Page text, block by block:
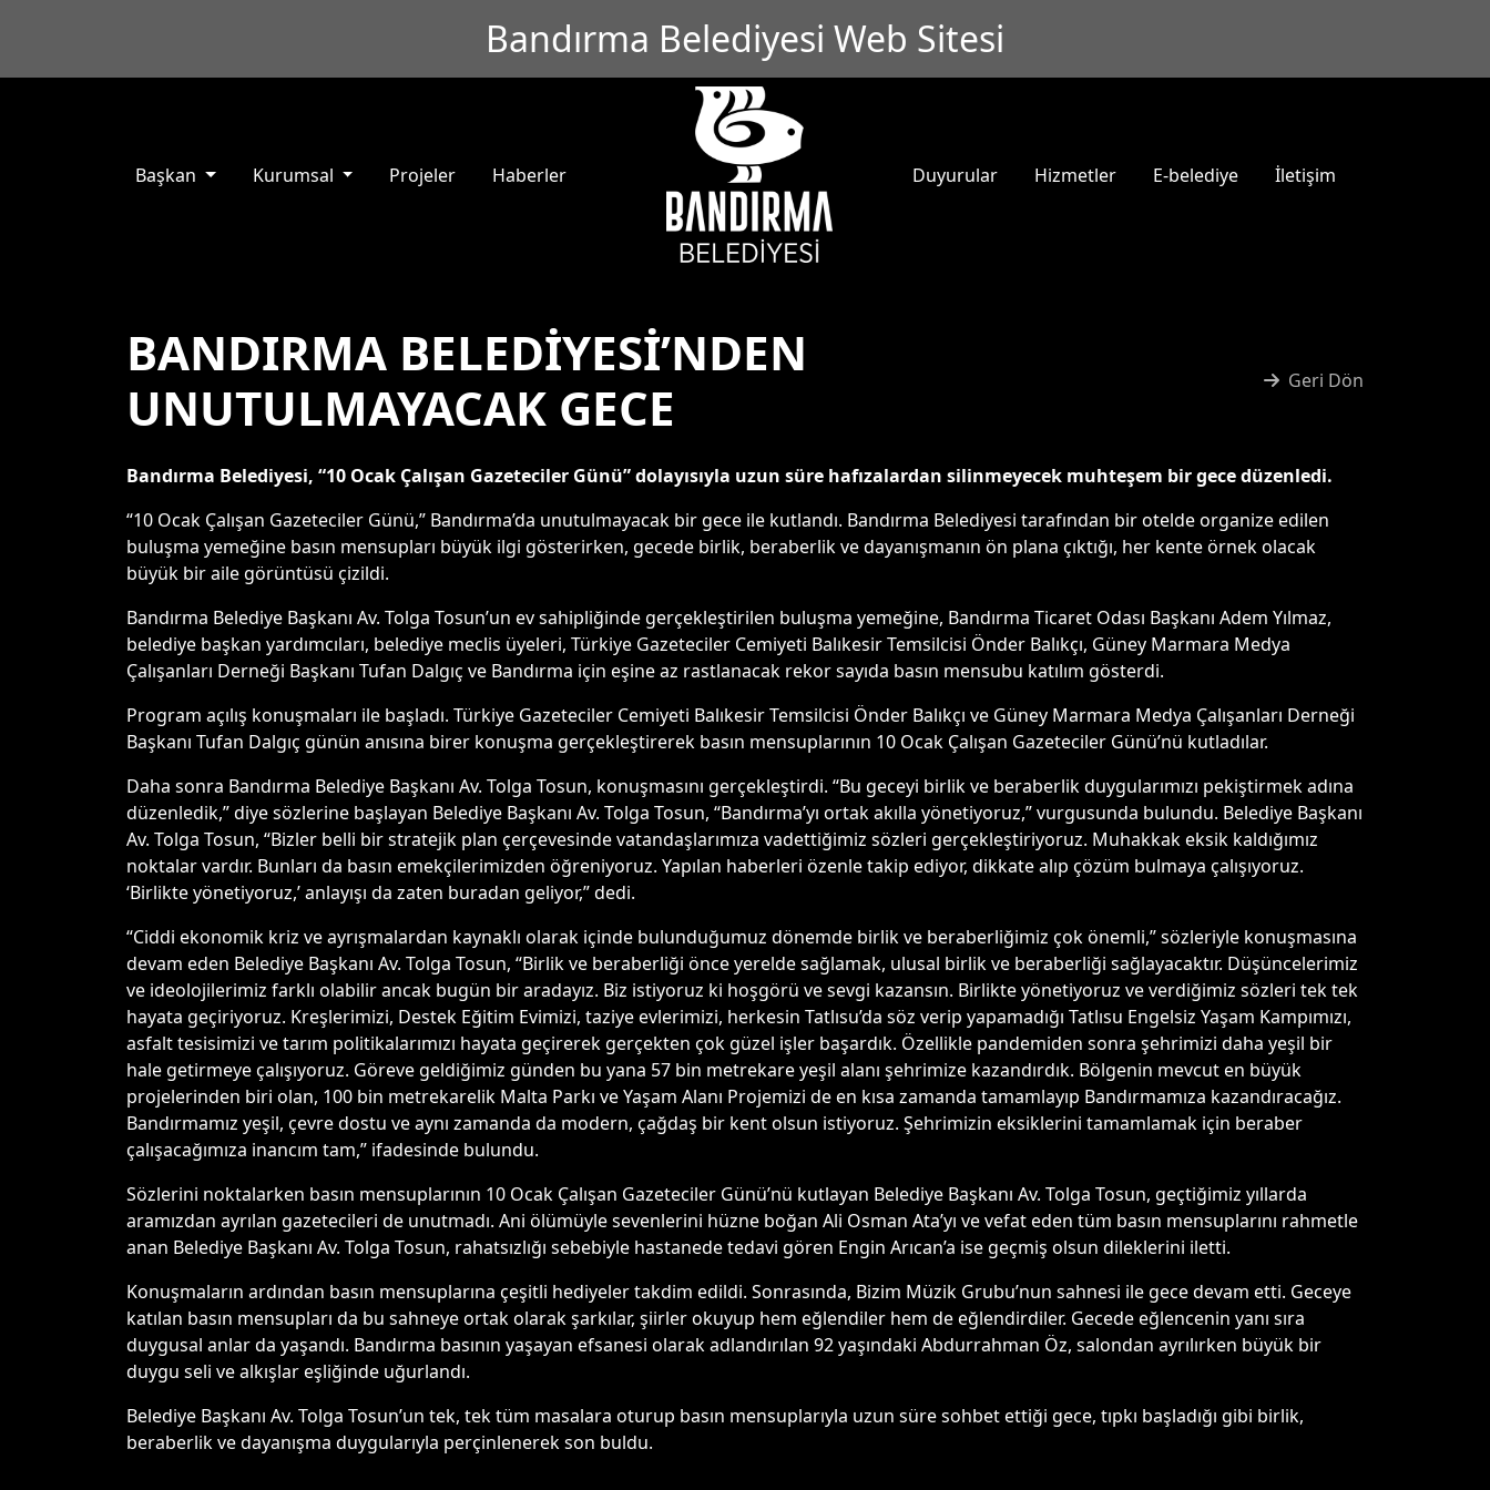
Bandırma Belediyesi Web Sitesi
Başkan Kurumsal Projeler Haberler Duyurular Hizmetler E-belediye İletişim
BANDIRMA BELEDİYESİ’NDEN
UNUTULMAYACAK GECE
Geri Dön
Bandırma Belediyesi, “10 Ocak Çalışan Gazeteciler Günü” dolayısıyla uzun süre hafızalardan silinmeyecek muhteşem bir gece düzenledi.
“10 Ocak Çalışan Gazeteciler Günü,” Bandırma’da unutulmayacak bir gece ile kutlandı. Bandırma Belediyesi tarafından bir otelde organize edilen
buluşma yemeğine basın mensupları büyük ilgi gösterirken, gecede birlik, beraberlik ve dayanışmanın ön plana çıktığı, her kente örnek olacak
büyük bir aile görüntüsü çizildi.
Bandırma Belediye Başkanı Av. Tolga Tosun’un ev sahipliğinde gerçekleştirilen buluşma yemeğine, Bandırma Ticaret Odası Başkanı Adem Yılmaz,
belediye başkan yardımcıları, belediye meclis üyeleri, Türkiye Gazeteciler Cemiyeti Balıkesir Temsilcisi Önder Balıkçı, Güney Marmara Medya
Çalışanları Derneği Başkanı Tufan Dalgıç ve Bandırma için eşine az rastlanacak rekor sayıda basın mensubu katılım gösterdi.
Program açılış konuşmaları ile başladı. Türkiye Gazeteciler Cemiyeti Balıkesir Temsilcisi Önder Balıkçı ve Güney Marmara Medya Çalışanları Derneği
Başkanı Tufan Dalgıç günün anısına birer konuşma gerçekleştirerek basın mensuplarının 10 Ocak Çalışan Gazeteciler Günü’nü kutladılar.
Daha sonra Bandırma Belediye Başkanı Av. Tolga Tosun, konuşmasını gerçekleştirdi. “Bu geceyi birlik ve beraberlik duygularımızı pekiştirmek adına
düzenledik,” diye sözlerine başlayan Belediye Başkanı Av. Tolga Tosun, “Bandırma’yı ortak akılla yönetiyoruz,” vurgusunda bulundu. Belediye Başkanı
Av. Tolga Tosun, “Bizler belli bir stratejik plan çerçevesinde vatandaşlarımıza vadettiğimiz sözleri gerçekleştiriyoruz. Muhakkak eksik kaldığımız
noktalar vardır. Bunları da basın emekçilerimizden öğreniyoruz. Yapılan haberleri özenle takip ediyor, dikkate alıp çözüm bulmaya çalışıyoruz.
‘Birlikte yönetiyoruz,’ anlayışı da zaten buradan geliyor,” dedi.
“Ciddi ekonomik kriz ve ayrışmalardan kaynaklı olarak içinde bulunduğumuz dönemde birlik ve beraberliğimiz çok önemli,” sözleriyle konuşmasına
devam eden Belediye Başkanı Av. Tolga Tosun, “Birlik ve beraberliği önce yerelde sağlamak, ulusal birlik ve beraberliği sağlayacaktır. Düşüncelerimiz
ve ideolojilerimiz farklı olabilir ancak bugün bir aradayız. Biz istiyoruz ki hoşgörü ve sevgi kazansın. Birlikte yönetiyoruz ve verdiğimiz sözleri tek tek
hayata geçiriyoruz. Kreşlerimizi, Destek Eğitim Evimizi, taziye evlerimizi, herkesin Tatlısu’da söz verip yapamadığı Tatlısu Engelsiz Yaşam Kampımızı,
asfalt tesisimizi ve tarım politikalarımızı hayata geçirerek gerçekten çok güzel işler başardık. Özellikle pandemiden sonra şehrimizi daha yeşil bir
hale getirmeye çalışıyoruz. Göreve geldiğimiz günden bu yana 57 bin metrekare yeşil alanı şehrimize kazandırdık. Bölgenin mevcut en büyük
projelerinden biri olan, 100 bin metrekarelik Malta Parkı ve Yaşam Alanı Projemizi de en kısa zamanda tamamlayıp Bandırmamıza kazandıracağız.
Bandırmamız yeşil, çevre dostu ve aynı zamanda da modern, çağdaş bir kent olsun istiyoruz. Şehrimizin eksiklerini tamamlamak için beraber
çalışacağımıza inancım tam,” ifadesinde bulundu.
Sözlerini noktalarken basın mensuplarının 10 Ocak Çalışan Gazeteciler Günü’nü kutlayan Belediye Başkanı Av. Tolga Tosun, geçtiğimiz yıllarda
aramızdan ayrılan gazetecileri de unutmadı. Ani ölümüyle sevenlerini hüzne boğan Ali Osman Ata’yı ve vefat eden tüm basın mensuplarını rahmetle
anan Belediye Başkanı Av. Tolga Tosun, rahatsızlığı sebebiyle hastanede tedavi gören Engin Arıcan’a ise geçmiş olsun dileklerini iletti.
Konuşmaların ardından basın mensuplarına çeşitli hediyeler takdim edildi. Sonrasında, Bizim Müzik Grubu’nun sahnesi ile gece devam etti. Geceye
katılan basın mensupları da bu sahneye ortak olarak şarkılar, şiirler okuyup hem eğlendiler hem de eğlendirdiler. Gecede eğlencenin yanı sıra
duygusal anlar da yaşandı. Bandırma basının yaşayan efsanesi olarak adlandırılan 92 yaşındaki Abdurrahman Öz, salondan ayrılırken büyük bir
duygu seli ve alkışlar eşliğinde uğurlandı.
Belediye Başkanı Av. Tolga Tosun’un tek, tek tüm masalara oturup basın mensuplarıyla uzun süre sohbet ettiği gece, tıpkı başladığı gibi birlik,
beraberlik ve dayanışma duygularıyla perçinlenerek son buldu.